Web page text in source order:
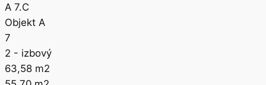
A 7.C
Objekt A
7
2 - izbový
63,58 m2